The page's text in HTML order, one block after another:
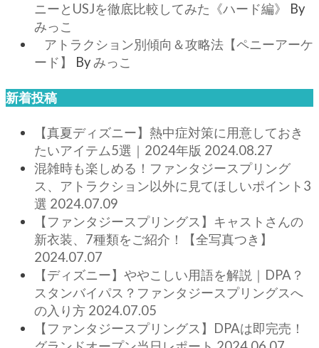
ニーとUSJを徹底比較してみた《ハード編》
By
みっこ
アトラクション別傾向＆攻略法【ペニーアーケ
ード】
Byみっこ
新着投稿
【真夏ディズニー】熱中症対策に用意しておき
たいアイテム5選｜2024年版 2024.08.27
混雑時も楽しめる！ファンタジースプリング
ス、アトラクション以外に見てほしいポイント3
選 2024.07.09
【ファンタジースプリングス】キャストさんの
新衣装、7種類をご紹介！【全写真つき】
2024.07.07
【ディズニー】ややこしい用語を解説｜DPA？
スタンバイパス？ファンタジースプリングスへ
の入り方 2024.07.05
【ファンタジースプリングス】DPAは即完売！